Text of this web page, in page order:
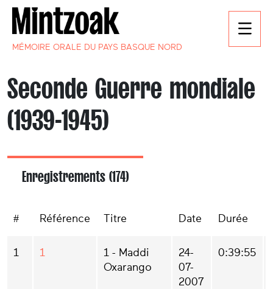
MÉMOIRE ORALE DU PAYS BASQUE NORD
Seconde Guerre mondiale
(1939-1945)
Enregistrements (174)
# Référence Titre Date Durée
1 1
1 - Maddi
Oxarango
24-
07-
2007
0:39:55